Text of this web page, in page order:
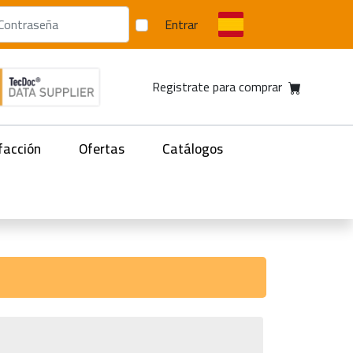
Entrar
Registrate para comprar
Ofertas
Catálogos